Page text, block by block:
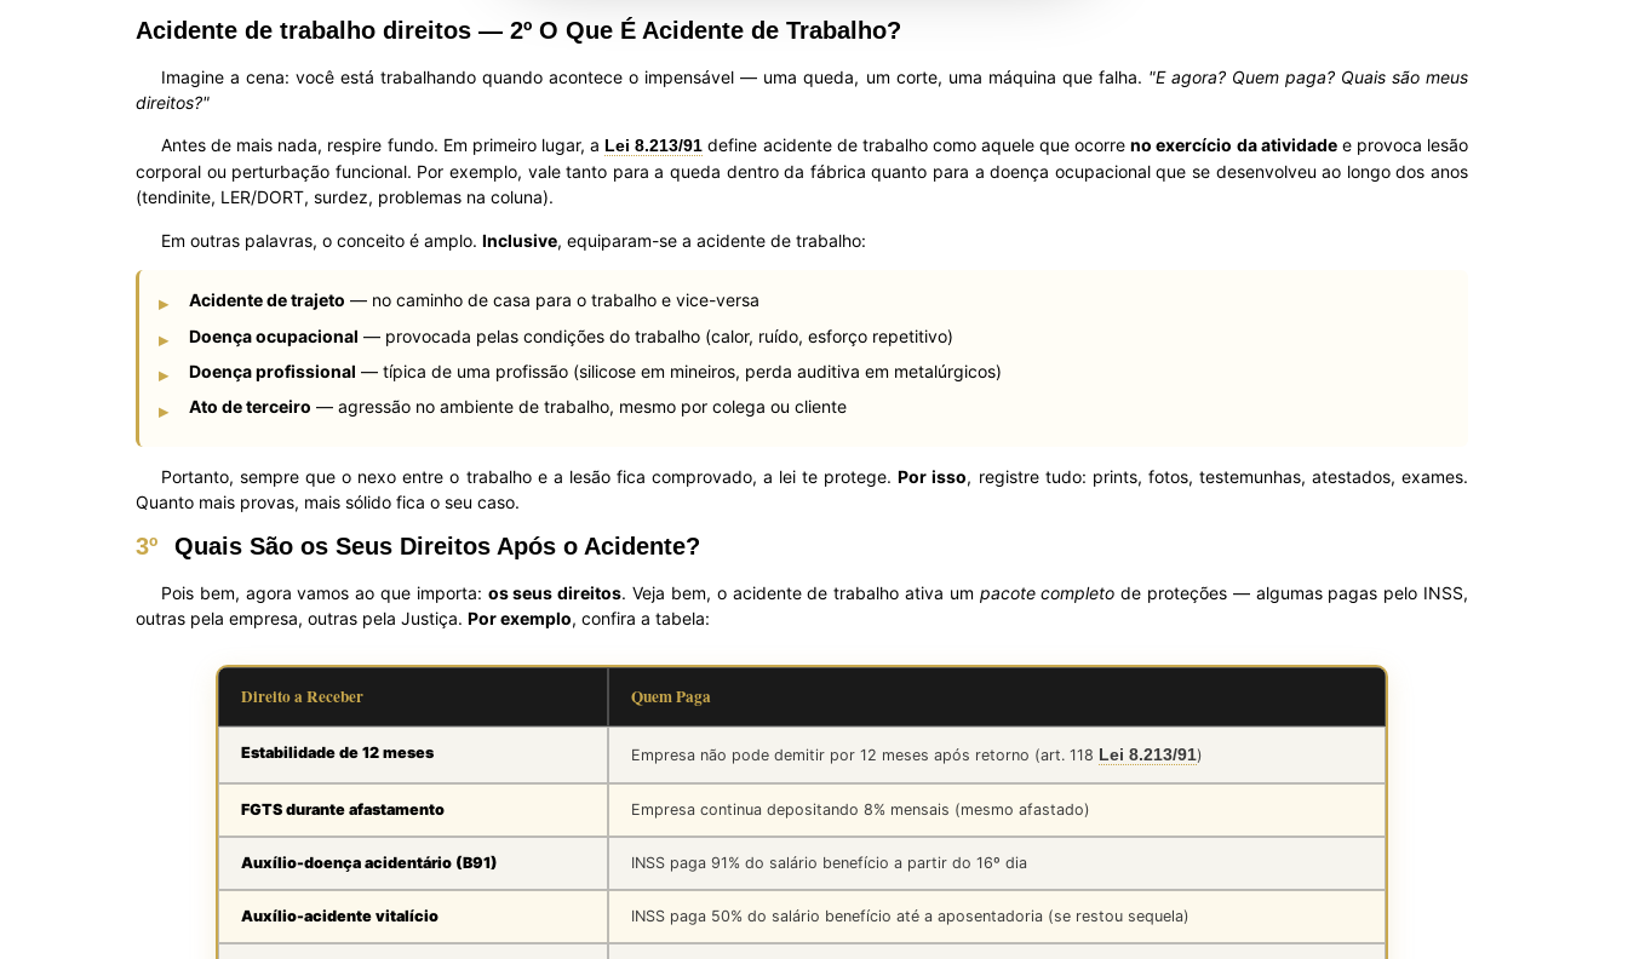
Acidente de trabalho direitos — 2º O Que É Acidente de Trabalho?
Imagine a cena: você está trabalhando quando acontece o impensável — uma queda, um corte, uma máquina que falha. "E agora? Quem paga? Quais são meus
direitos?"
Antes de mais nada, respire fundo. Em primeiro lugar, a Lei 8.213/91 define acidente de trabalho como aquele que ocorreno exercício da atividadee provoca lesão
corporal ou perturbação funcional. Por exemplo, vale tanto para a queda dentro da fábrica quanto para a doença ocupacional que se desenvolveu ao longo dos anos
(tendinite, LER/DORT, surdez, problemas na coluna).
Em outras palavras, o conceito é amplo. Inclusive, equiparam-se a acidente de trabalho:
▸ Acidente de trajeto — no caminho de casa para o trabalho e vice-versa
▸ Doença ocupacional — provocada pelas condições do trabalho (calor, ruído, esforço repetitivo)
▸ Doença profissional — típica de uma profissão (silicose em mineiros, perda auditiva em metalúrgicos)
▸ Ato de terceiro — agressão no ambiente de trabalho, mesmo por colega ou cliente
Portanto, sempre que o nexo entre o trabalho e a lesão fica comprovado, a lei te protege.Por isso, registre tudo: prints, fotos, testemunhas, atestados, exames.
Quanto mais provas, mais sólido fica o seu caso.
3º Quais São os Seus Direitos Após o Acidente?
Pois bem, agora vamos ao que importa: os seus direitos. Veja bem, o acidente de trabalho ativa um pacote completo de proteções — algumas pagas pelo INSS,
outras pela empresa, outras pela Justiça. Por exemplo, confira a tabela:
Direito a Receber Quem Paga
Estabilidade de 12 meses Empresa não pode demitir por 12 meses após retorno (art. 118 Lei 8.213/91)
FGTS durante afastamento Empresa continua depositando 8% mensais (mesmo afastado)
Auxílio-doença acidentário (B91) INSS paga 91% do salário benefício a partir do 16º dia
Auxílio-acidente vitalício INSS paga 50% do salário benefício até a aposentadoria (se restou sequela)